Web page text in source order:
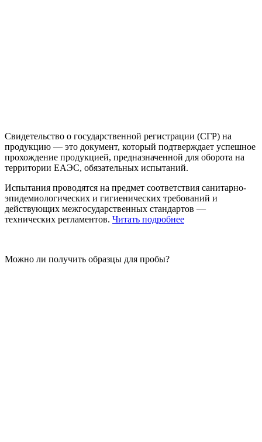
Свидетельство о государственной регистрации (СГР) на
продукцию — это документ, который подтверждает успешное
прохождение продукцией, предназначенной для оборота на
территории ЕАЭС, обязательных испытаний.
Испытания проводятся на предмет соответствия санитарно-
эпидемиологических и гигиенических требований и
действующих межгосударственных стандартов —
технических регламентов. Читать подробнее
Можно ли получить образцы для пробы?